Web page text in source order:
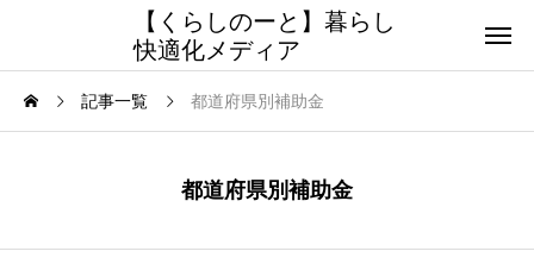
【くらしのーと】暮らし
快適化メディア
記事一覧 都道府県別補助金
都道府県別補助金